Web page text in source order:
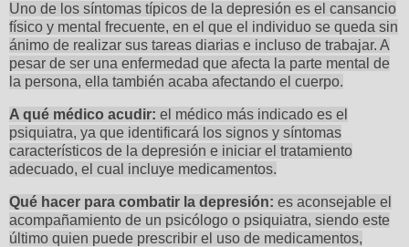
Uno de los síntomas típicos de la depresión es el cansancio
físico y mental frecuente, en el que el individuo se queda sin
ánimo de realizar sus tareas diarias e incluso de trabajar. A
pesar de ser una enfermedad que afecta la parte mental de
la persona, ella también acaba afectando el cuerpo.
A qué médico acudir: el médico más indicado es el
psiquiatra, ya que identificará los signos y síntomas
característicos de la depresión e iniciar el tratamiento
adecuado, el cual incluye medicamentos.
Qué hacer para combatir la depresión: es aconsejable el
acompañamiento de un psicólogo o psiquiatra, siendo este
último quien puede prescribir el uso de medicamentos,